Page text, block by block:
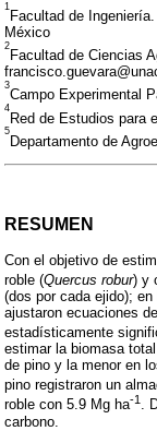
1
Facultad de
México
2
Facultad de Ciencias
3
Campo Experimental
4
Red de Estudios para
5
Departamento de
RESUMEN
Con el objetivo de
roble (Quercus robur) y
(dos por cada ejido);
ajustaron ecuaciones
estadísticamente
estimar la biomasa
de pino y la menor en
pino registraron un
roble con 5.9 Mg ha-1.
carbono.